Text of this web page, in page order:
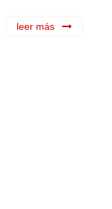
leer más